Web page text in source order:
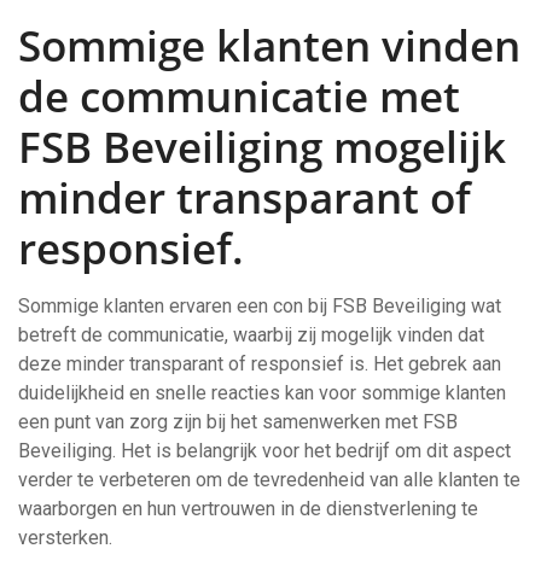
Sommige klanten vinden
de communicatie met
FSB Beveiliging mogelijk
minder transparant of
responsief.
Sommige klanten ervaren een con bij FSB Beveiliging wat
betreft de communicatie, waarbij zij mogelijk vinden dat
deze minder transparant of responsief is. Het gebrek aan
duidelijkheid en snelle reacties kan voor sommige klanten
een punt van zorg zijn bij het samenwerken met FSB
Beveiliging. Het is belangrijk voor het bedrijf om dit aspect
verder te verbeteren om de tevredenheid van alle klanten te
waarborgen en hun vertrouwen in de dienstverlening te
versterken.